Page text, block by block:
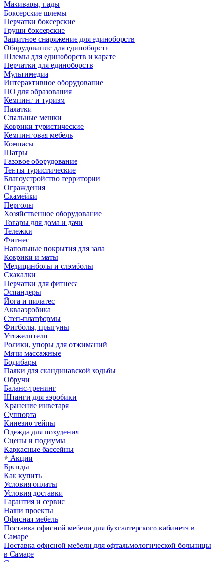
Макивары, пады
Боксерские шлемы
Перчатки боксерские
Груши боксерские
Защитное снаряжение для единоборств
Оборудование для единоборств
Шлемы для единоборств и карате
Перчатки для единоборств
Мультимедиа
Интерактивное оборудование
ПО для образования
Кемпинг и туризм
Палатки
Спальные мешки
Коврики туристические
Кемпинговая мебель
Компасы
Шатры
Газовое оборудование
Тенты туристические
Благоустройство территории
Ограждения
Скамейки
Перголы
Хозяйственное оборудование
Товары для дома и дачи
Тележки
Фитнес
Напольные покрытия для зала
Коврики и маты
Медицинболы и слэмболы
Скакалки
Перчатки для фитнеса
Эспандеры
Йога и пилатес
Аквааэробика
Степ-платформы
Фитболы, прыгуны
Утяжелители
Ролики, упоры для отжиманий
Мячи массажные
Бодибары
Палки для скандинавской ходьбы
Обручи
Баланс-тренинг
Штанги для аэробики
Хранение инветаря
Суппорта
Кинезио тейпы
Одежда для похудения
Сцены и подиумы
Каркасные бассейны
Акции
Бренды
Как купить
Условия оплаты
Условия доставки
Гарантия и сервис
Наши проекты
Офисная мебель
Поставка офисной мебели для бухгалтерского кабинета в
Самаре
Поставка офисной мебели для офтальмологической больницы
в Самаре